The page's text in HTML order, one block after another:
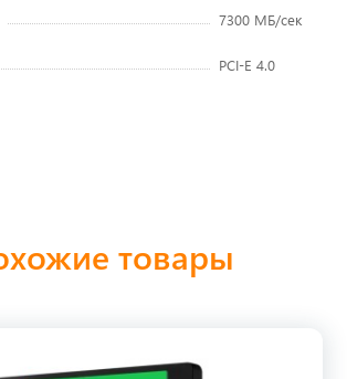
7300 МБ/сек
PCI-E 4.0
товары